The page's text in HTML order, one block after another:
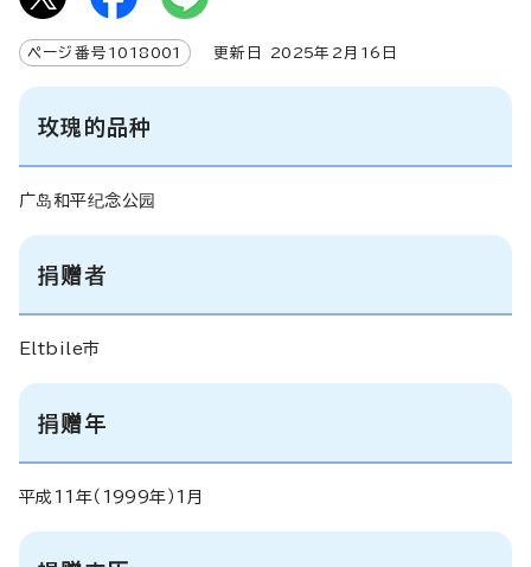
ページ番号 1018001 更新日 2025年2月 16 日
玫瑰的品种
广岛和平纪念公园
捐赠者
Eltbile市
捐赠年
平成11年（1999年）1月